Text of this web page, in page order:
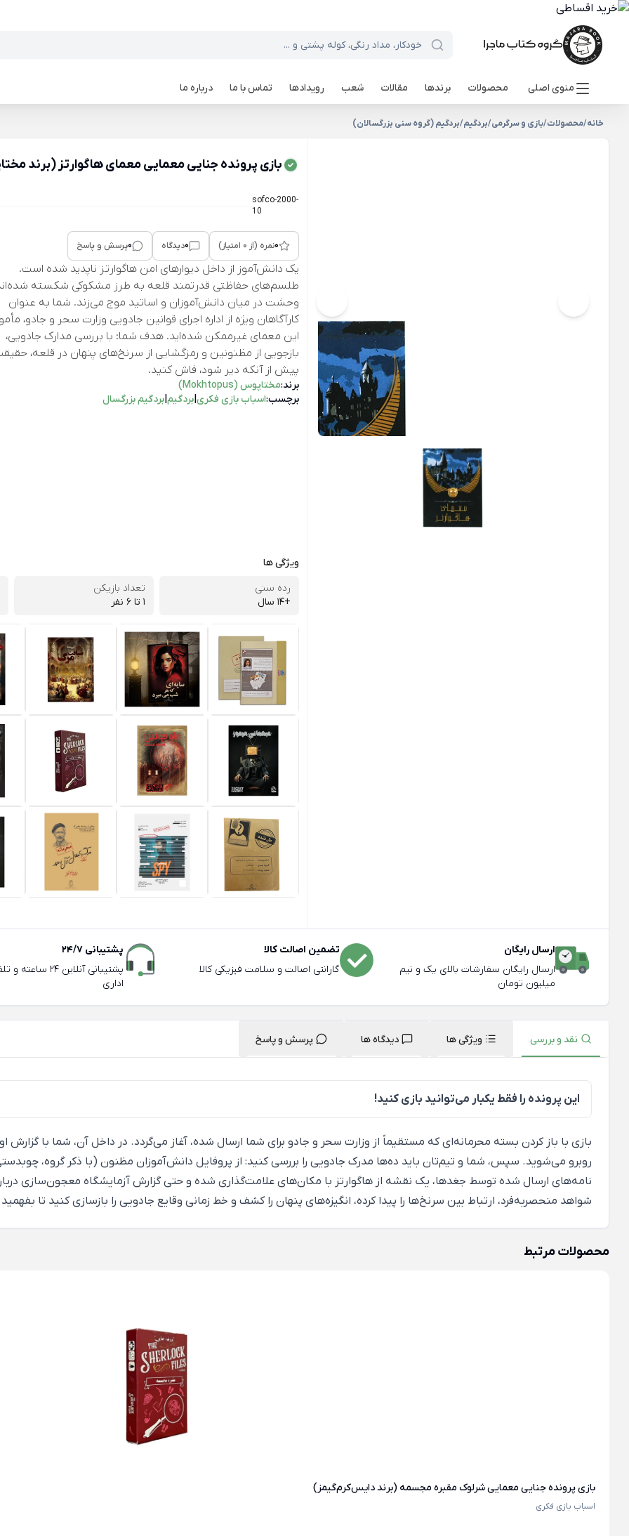
منوی اصلی محصولات برندها مقالات شعب رویدادها تماس با ما درباره ما
خانه/محصولات/بازی و سرگرمی/بردگیم/بردگیم (گروه سنی بزرگسالان)
بازی پرونده جنایی معمایی معمای هاگوارتز (برند
sofco-2000-
10
0نمره (از 0 امتیاز) 0دیدگاه 0پرسش و پاسخ
یک دانش‌آموز از داخل دیوارهای امن هاگوارتز ناپدید شده است.
طلسم‌های حفاظتی قدرتمند قلعه به طرز مشکوکی شکسته‌
وحشت در میان دانش‌آموزان و اساتید موج می‌زند. شما به عنوان
کارآگاهان ویژه از اداره اجرای قوانین جادویی وزارت سحر و جادو،
این معمای غیرممکن شده‌اید. هدف شما: با بررسی مدارک جادویی،
بازجویی از مظنونین و رمزگشایی از سرنخ‌های پنهان در قلعه،
پیش از آنکه دیر شود، فاش کنید.
برند:مختاپوس (Mokhtopus)
برچسب:اسباب بازی فکری| بردگیم| بردگیم بزرگسال
ویژگی ها
رده سنی
+14 سال
تعداد بازیکن
1 تا ۶ نفر
ارسال رایگان
ارسال رایگان سفارشات بالای یک و نیم
میلیون تومان
تضمین اصالت کالا
گارانتی اصالت و سلامت فیزیکی کالا
پشتیبانی 24/7
پشتیبانی آنلاین
اداری
نقد و بررسی ویژگی ها دیدگاه ها پرسش و پاسخ
این پرونده را فقط یکبار می‌توانید بازی کنید!
بازی با باز کردن بسته محرمانه‌ای که مستقیماً از وزارت سحر و جادو برای شما ارسال شده، آغاز می‌گردد. در داخل آن، شما با گزارش
روبرو می‌شوید. سپس، شما و تیم‌تان باید ده‌ها مدرک جادویی را بررسی کنید: از پروفایل دانش‌آموزان مظنون (با ذکر گروه،
نامه‌های ارسال شده توسط جغدها، یک نقشه از هاگوارتز با مکان‌های علامت‌گذاری شده و حتی گزارش آزمایشگاه معجون‌سازی
شواهد منحصربه‌فرد، ارتباط بین سرنخ‌ها را پیدا کرده، انگیزه‌های پنهان را کشف و خط زمانی وقایع جادویی را بازسازی کنید
محصولات مرتبط
بازی پرونده جنایی معمایی شرلوک مقبره مجسمه (برند دایس‌کرم‌گیمز)
اسباب بازی فکری